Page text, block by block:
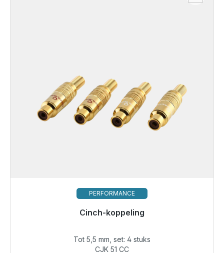
PERFORMANCE
Cinch-koppeling
Klaar voor onmiddellijke verzending, levertijd 48 uur*
€ 40,49
Tot 5,5 mm, set: 4 stuks
CJK 51 CC